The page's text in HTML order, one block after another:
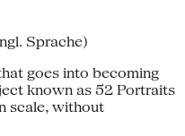
Sprache)
goes into becoming
known as 52 Portraits
scale, without